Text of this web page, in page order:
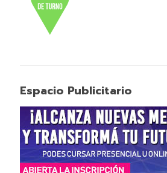
Espacio Publicitario